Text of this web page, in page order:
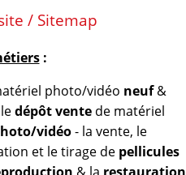
/ Sitemap
:
photo/vidéo neuf&
dépôt vente de matériel
vidéo- la vente, le
et le tirage de pellicules